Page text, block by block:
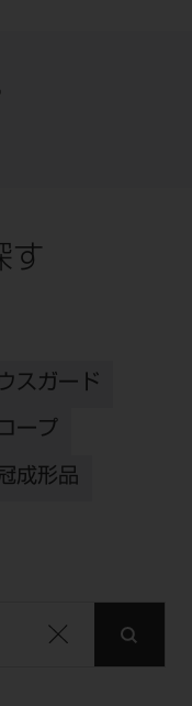
スガード
ープ
成形品